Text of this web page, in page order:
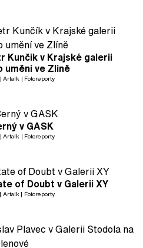
Kunčík v Krajské galerii
umění ve Zlíně
Artalk Fotoreporty
v GASK
Artalk Fotoreporty
of Doubt v Galerii XY
Artalk Fotoreporty